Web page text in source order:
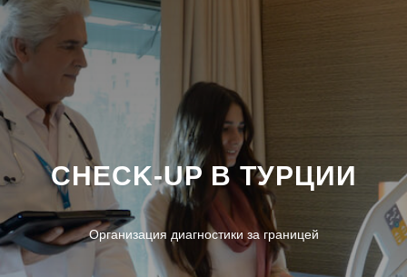
CHECK-UP В ТУРЦИИ
Организация диагностики за границей